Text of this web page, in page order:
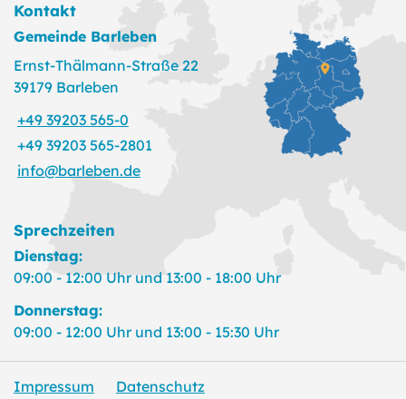
Kontakt
Gemeinde Barleben
Ernst-Thälmann-Straße 22
39179 Barleben
+49 39203 565-0
+49 39203 565-2801
info@barleben.de
Sprechzeiten
Dienstag:
09:00 - 12:00 Uhr und 13:00 - 18:00 Uhr
Donnerstag:
09:00 - 12:00 Uhr und 13:00 - 15:30 Uhr
Impressum Datenschutz